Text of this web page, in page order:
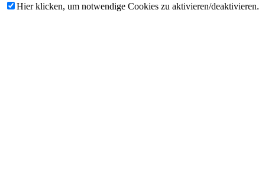
Hier klicken, um notwendige Cookies zu aktivieren/deaktivieren.